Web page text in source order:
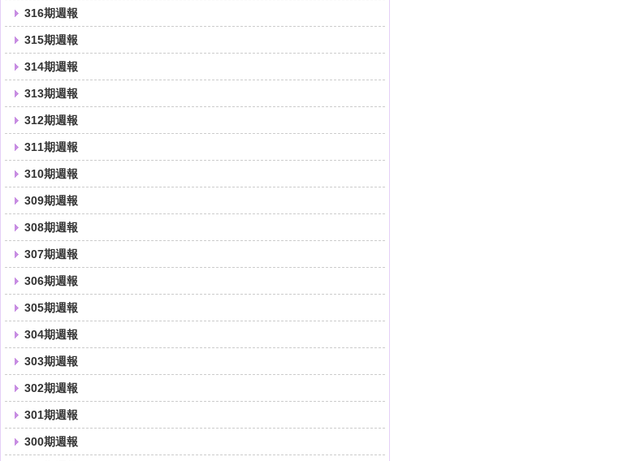
316期週報
315期週報
314期週報
313期週報
312期週報
311期週報
310期週報
309期週報
308期週報
307期週報
306期週報
305期週報
304期週報
303期週報
302期週報
301期週報
300期週報